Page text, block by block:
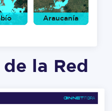
Araucanía
la Red